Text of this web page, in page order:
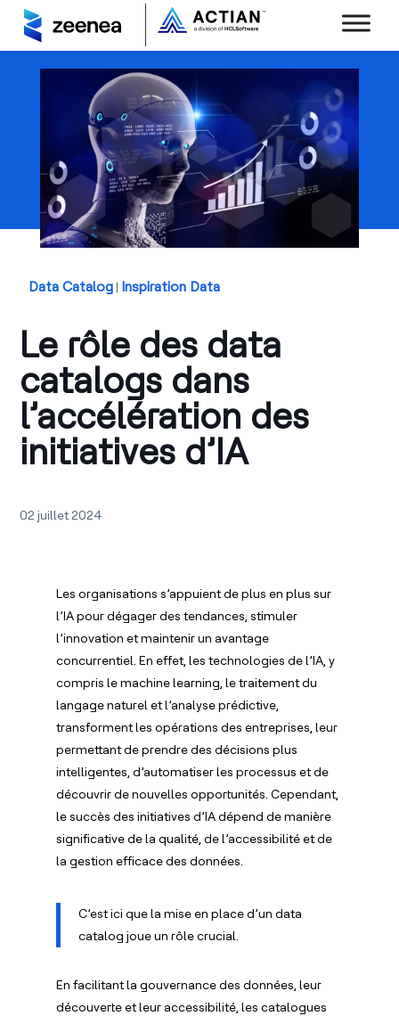
Data Catalog| Inspiration Data
Le rôle des data
catalogs dans
l’accélération des
initiatives d’IA
02 juillet 2024
Les organisations s’appuient de plus en plus sur
l’IA pour dégager des tendances, stimuler
l’innovation et maintenir un avantage
concurrentiel. En effet, les technologies de l’IA, y
compris le machine learning, le traitement du
langage naturel et l’analyse prédictive,
transforment les opérations des entreprises, leur
permettant de prendre des décisions plus
intelligentes, d’automatiser les processus et de
découvrir de nouvelles opportunités. Cependant,
le succès des initiatives d’IA dépend de manière
significative de la qualité, de l’accessibilité et de
la gestion efficace des données.
C’est ici que la mise en place d’un data
catalog joue un rôle crucial.
En facilitant la gouvernance des données, leur
découverte et leur accessibilité, les catalogues